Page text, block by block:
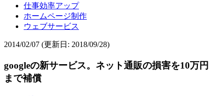
仕事効率アップ
ホームページ制作
ウェブサービス
2014/02/07 (更新日: 2018/09/28)
googleの新サービス。ネット通販の損害を10万円
まで補償